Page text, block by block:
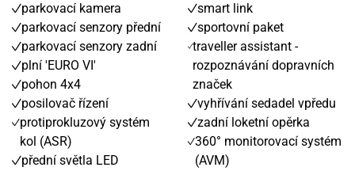
parkovací kamera
parkovací senzory přední
parkovací senzory zadní
plní 'EURO VI'
pohon 4x4
posilovač řízení
protiprokluzový systém
kol (ASR)
přední světla LED
smart link
sportovní paket
traveller assistant -
rozpoznávání dopravních
značek
vyhřívání sedadel vpředu
zadní loketní opěrka
360° monitorovací systém
(AVM)